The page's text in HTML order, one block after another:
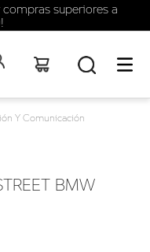
superiores a
Y Comunicación
BMW